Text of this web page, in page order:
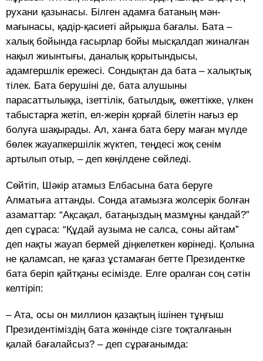
рухани қазынасы. Білген адамға батаның мән-
мағынасы, қадір-қасиеті айрықша бағалы. Бата –
халық бойында ғасырлар бойы мысқалдап жиналған
нақыл жиынтығы, даналық қорытындысы,
адамгершлік ережесі. Сондықтан да бата – халықтық
тілек. Бата берушіні де, бата алушыны
парасаттылыққа, ізеттілік, батылдық, өжеттікке, үлкен
табыстарға жетіп, ел-жерін қорғай білетін нағыз ер
болуға шақырады. Ал, ханға бата беру маған мүлде
бөлек жауапкершілік жүктеп, теңдесі жоқ сенім
артылып отыр, – деп көңілдене сөйледі.
Сөйтіп, Шәкір атамыз Елбасына бата беруге
Алматыға аттанды. Сонда атамызға жолсерік болған
азаматтар: “Ақсақал, батаңыздың мазмұны қандай?”
деп сұраса: “Құдай аузыма не салса, соны айтам”
деп нақты жауап бермей діңкелеткен көрінеді. Қолына
не қаламсап, не қағаз ұстамаған бетте Президентке
бата беріп қайтқаны есімізде. Елге оралған соң сәтін
келтіріп:
– Ата, осы он миллион қазақтың ішінен тұңғыш
Президентіміздің бата жөнінде сізге тоқталғанын
қалай бағалайсыз? – деп сұрағанымда: